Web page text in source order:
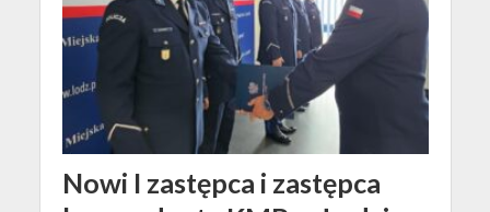
Nowi I zastępca i zastępca